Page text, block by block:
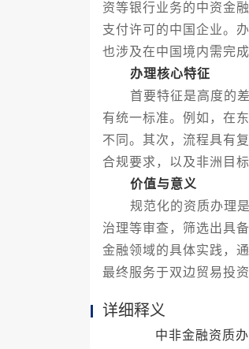
资等银行业务的中资金
支付许可的中国企业。
也涉及在中国境内需完
办理核心特征
首要特征是高度的差
有统一标准。例如，在
不同。其次，流程具有
合规要求，以及非洲目
价值与意义
规范化的资质办理是
治理等审查，筛选出具
金融领域的具体实践，
最终服务于双边贸易投
详细释义
中非金融资质办理